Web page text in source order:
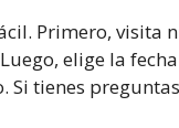
Primero,
elige la
Si tienes